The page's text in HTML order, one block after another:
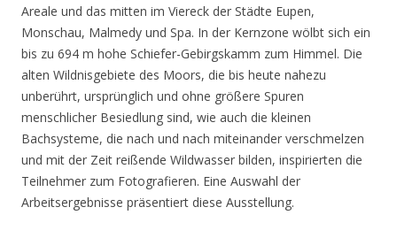
Areale und das mitten im Viereck der Städte Eupen,
Monschau, Malmedy und Spa. In der Kernzone wölbt sich ein
bis zu 694 m hohe Schiefer-Gebirgskamm zum Himmel. Die
alten Wildnisgebiete des Moors, die bis heute nahezu
unberührt, ursprünglich und ohne größere Spuren
menschlicher Besiedlung sind, wie auch die kleinen
Bachsysteme, die nach und nach miteinander verschmelzen
und mit der Zeit reißende Wildwasser bilden, inspirierten die
Teilnehmer zum Fotografieren. Eine Auswahl der
Arbeitsergebnisse präsentiert diese Ausstellung.